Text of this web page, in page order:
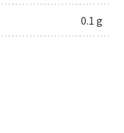
0.1 g